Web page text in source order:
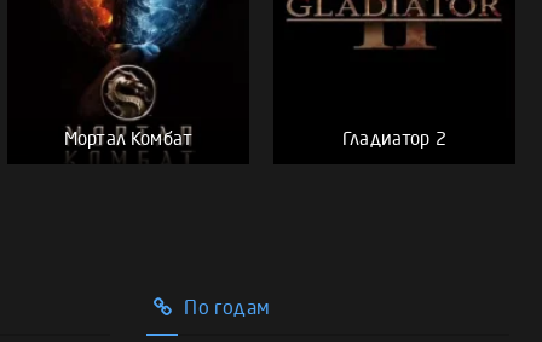
Мортал Комбат Гладиатор 2
По годам